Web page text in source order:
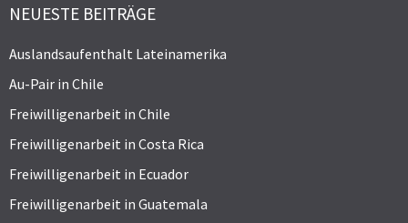
NEUESTE BEITRÄGE
Auslandsaufenthalt Lateinamerika
Au-Pair in Chile
Freiwilligenarbeit in Chile
Freiwilligenarbeit in Costa Rica
Freiwilligenarbeit in Ecuador
Freiwilligenarbeit in Guatemala